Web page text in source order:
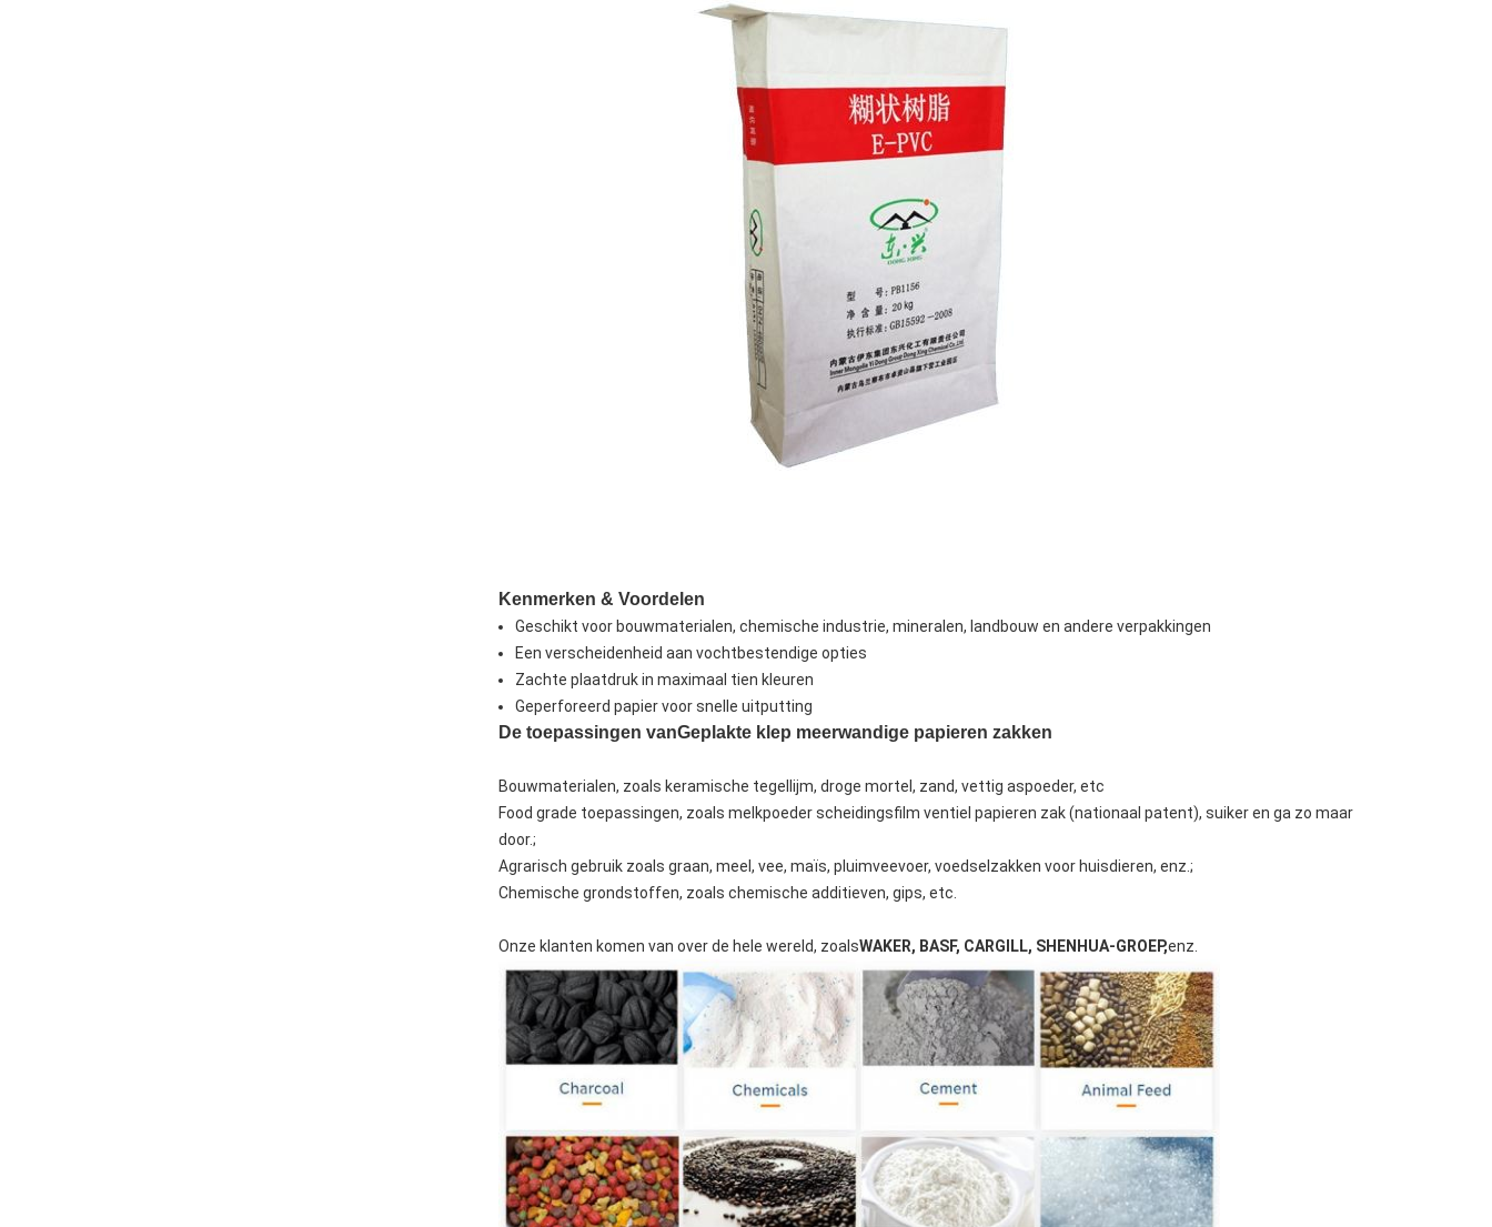
Kenmerken & Voordelen
Geschikt voor bouwmaterialen, chemische industrie, mineralen, landbouw en andere verpakkingen
Een verscheidenheid aan vochtbestendige opties
Zachte plaatdruk in maximaal tien kleuren
Geperforeerd papier voor snelle uitputting
De toepassingen vanGeplakte klep meerwandige papieren zakken
Bouwmaterialen, zoals keramische tegellijm, droge mortel, zand, vettig aspoeder, etc
Food grade toepassingen, zoals melkpoeder scheidingsfilm ventiel papieren zak (nationaal patent), suiker en ga zo maar
door.;
Agrarisch gebruik zoals graan, meel, vee, maïs, pluimveevoer, voedselzakken voor huisdieren, enz.;
Chemische grondstoffen, zoals chemische additieven, gips, etc.
Onze klanten komen van over de hele wereld, zoalsWAKER, BASF, CARGILL, SHENHUA-GROEP,enz.